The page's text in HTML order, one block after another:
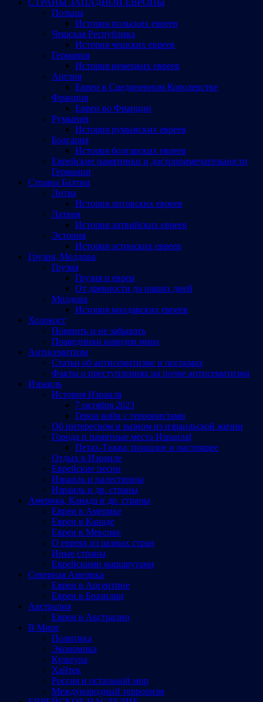
Польша
История польских евреев
Чешская Республика
История чешских евреев
Германия
История немецких евреев
Англия
Евреи в Соединенном Королевстве
Франция
Евреи во Франции
Румыния
История румынских евреев
Болгария
История болгарских евреев
Еврейские памятники и достопримечательности
Германии
Страны Балтии
Литва
История литовских евреев
Латвия
История латвийских евреев
Эстония
История эстонских евреев
Грузия, Молдова
Грузия
Грузия и евреи
От древности до наших дней
Молдова
История молдавских евреев
Холокост
Помнить и не забывать
Праведники народов мира
Антисемитизм
Статьи об антисемитизме и погромах
Факты о преступлениях на почве антисемитизма
Израиль
История Израиля
7 октября 2023
Герои войн с террористами
Об интересном и разном из израильской жизни
Города и памятные места Израиляl
Петах-Тиква: прошлое и настоящее
Отдых в Израиле
Еврейские песни
Израиль и палестинцы
Израиль и др. страны
Америка, Канада и др. страны
Евреи в Америке
Евреи в Канаде
Евреи в Мексике
О евреях из разных стран
Иные страны
Еврейскими маршрутами
Северная Америка
Евреи в Аргентине
Евреи в Бразилии
Австралия
Евреи в Австралии
В Мире
Политика
Экономика
Культура
Хайтек
Россия и остальной мир
Международный терроризм